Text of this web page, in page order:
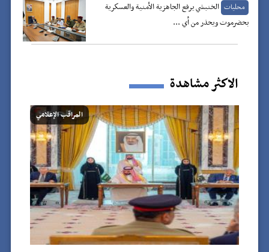
محليات الخنبشي يرفع الجاهزية الأمنية والعسكرية
بحضرموت ويحذر من أي ...
الاكثر مشاهدة
المراقب الإعلامي